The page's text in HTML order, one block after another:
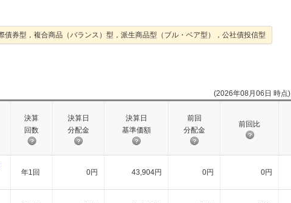
券型，複合商品（バランス）型，派生商品型（ブル・ベア型），公社債投信型
(2026年08月06日 時点)
決算
回数
決算日
分配金
決算日
基準価額
前回
分配金
前回比
年1回 0円 43,904円 0円 0円